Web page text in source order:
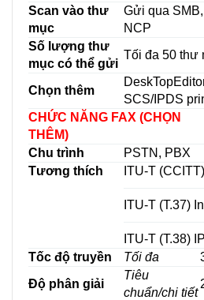
Scan vào thư
mục
Gửi qua
NCP
Số lượng thư
mục có thể gửi
Tối đa 50 thư
Chọn thêm
SCS/IPDS
CHỨC NĂNG FAX (CHỌN
THÊM)
Chu trình
PSTN, PBX
Tương thích
ITU-T
ITU-T (T.37)
ITU-T (T.38)
Tốc độ truyền
Tối đa
Độ phân giải
Tiêu
chuẩn/chi tiết